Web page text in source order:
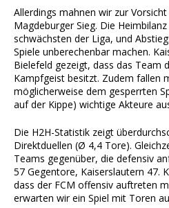
Allerdings mahnen wir zur
Magdeburger Sieg. Die
schwächsten der Liga, und
Spiele unberechenbar machen.
Bielefeld gezeigt, dass das Team
Kampfgeist besitzt. Zudem fallen
möglicherweise dem gesperrten
auf der Kippe) wichtige Akteure
Die H2H-Statistik zeigt
Direktduellen (Ø 4,4 Tore).
Teams gegenüber, die defensiv
57 Gegentore, Kaiserslautern 47.
dass der FCM offensiv auftreten
erwarten wir ein Spiel mit Toren